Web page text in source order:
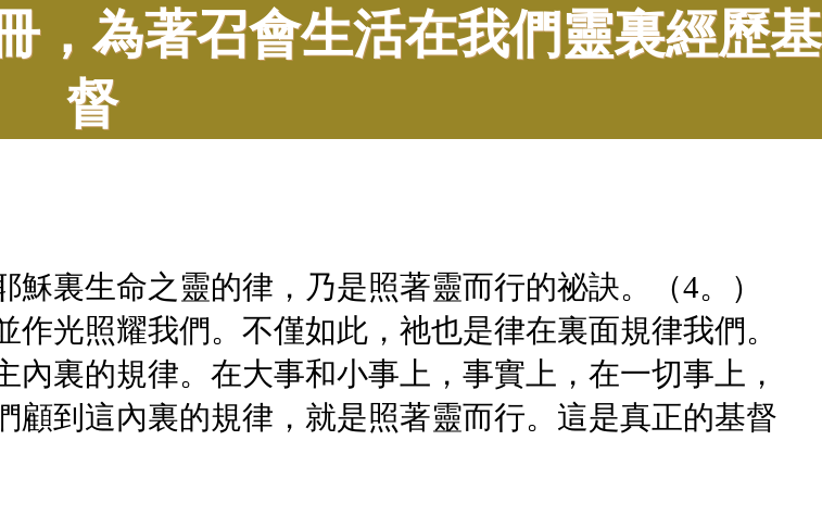
，為著召會生活在我們靈裏經歷基
督
裏生命之靈的律，乃是照著靈而行的祕訣。（4。）
光照耀我們。不僅如此，祂也是律在裏面規律我們。
裏的規律。在大事和小事上，事實上，在一切事上，
到這內裏的規律，就是照著靈而行。這是真正的基督